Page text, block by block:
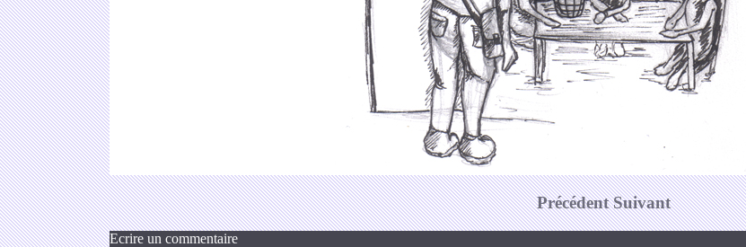
PrécédentSuivant
Ecrire un commentaire